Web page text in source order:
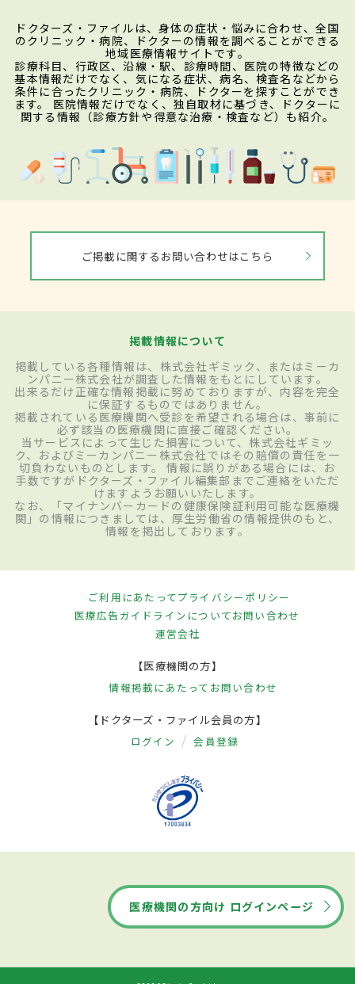
ドクターズ・ファイルは、身体の症状・悩みに合わせ、全国
のクリニック・病院、ドクターの情報を調べることができる
地域医療情報サイトです。
診療科目、行政区、沿線・駅、診療時間、医院の特徴などの
基本情報だけでなく、気になる症状、病名、検査名などから
条件に合ったクリニック・病院、ドクターを探すことができ
ます。 医院情報だけでなく、独自取材に基づき、ドクターに
関する情報（診療方針や得意な治療・検査など）も紹介。
ご掲載に関するお問い合わせはこちら
掲載情報について
掲載している各種情報は、株式会社ギミック、またはミーカ
ンパニー株式会社が調査した情報をもとにしています。
出来るだけ正確な情報掲載に努めておりますが、内容を完全
に保証するものではありません。
掲載されている医療機関へ受診を希望される場合は、事前に
必ず該当の医療機関に直接ご確認ください。
当サービスによって生じた損害について、株式会社ギミッ
ク、およびミーカンパニー株式会社ではその賠償の責任を一
切負わないものとします。 情報に誤りがある場合には、お
手数ですがドクターズ・ファイル編集部までご連絡をいただ
けますようお願いいたします。
なお、「マイナンバーカードの健康保険証利用可能な医療機
関」の情報につきましては、厚生労働省の情報提供のもと、
情報を掲出しております。
ご利用にあたってプライバシーポリシー
医療広告ガイドラインについてお問い合わせ
運営会社
【医療機関の方】
情報掲載にあたって お問い合わせ
【ドクターズ・ファイル会員の方】
ログイン 会員登録
医療機関の方向け ログインページ